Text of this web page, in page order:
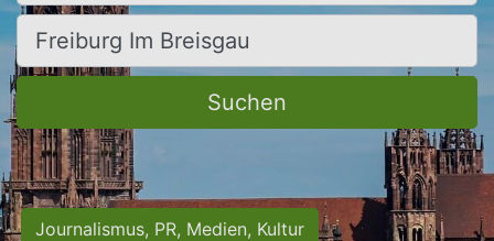
Ort, Stadt
Suchen
Journalismus, PR, Medien, Kultur